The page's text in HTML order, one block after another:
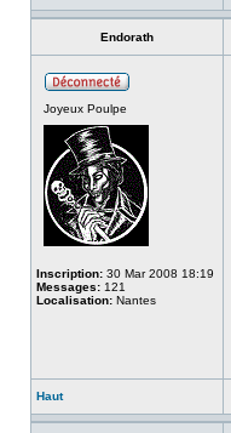
Endorath
Joyeux Poulpe
Inscription: 30 Mar 2008 18:19
Messages: 121
Localisation: Nantes
Haut